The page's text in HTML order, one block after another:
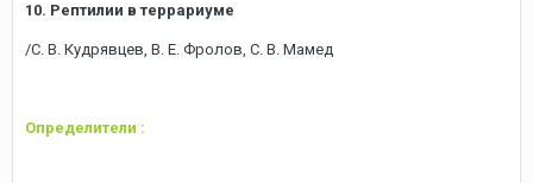
10. Рептилии в террариуме
/С. В. Кудрявцев, В. Е. Фролов, С. В. Мамед
Определители :